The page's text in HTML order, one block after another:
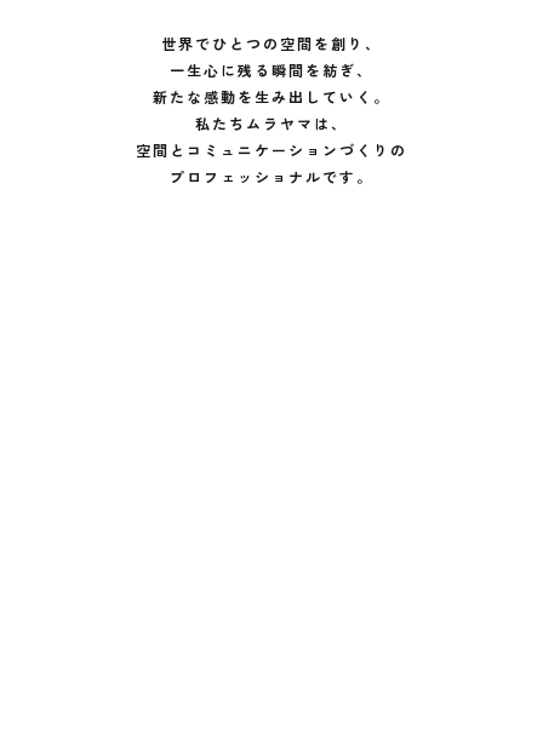
世界でひとつの空間を創り、
一生心に残る瞬間を紡ぎ、
新たな感動を生み出していく。
私たちムラヤマは、
空間とコミュニケーションづくりの
プロフェッショナルです。